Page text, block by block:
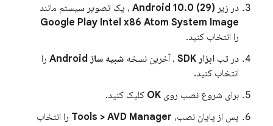
در زیر Android 10.0 (29) ، یک تصویر سیستم مانند
Google Play Intel x86 Atom System Image
را انتخاب کنید.
در تب ابزار SDK ، آخرین نسخه شبیه ساز Android
را
انتخاب کنید.
برای شروع نصب روی OK کلیک کنید.
پس از پایان نصب، Tools > AVD Manager را انتخاب